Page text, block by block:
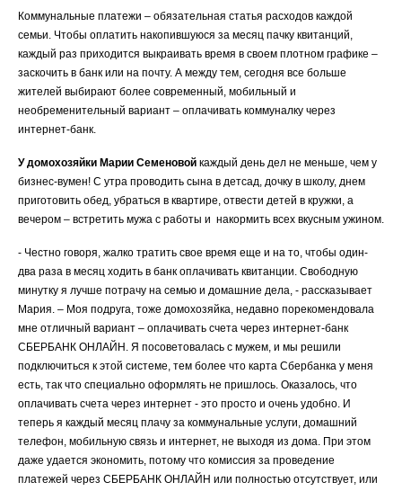
Коммунальные платежи – обязательная статья расходов каждой
семьи. Чтобы оплатить накопившуюся за месяц пачку квитанций,
каждый раз приходится выкраивать время в своем плотном графике –
заскочить в банк или на почту. А между тем, сегодня все больше
жителей выбирают более современный, мобильный и
необременительный вариант – оплачивать коммуналку через
интернет-банк.
У домохозяйки Марии Семеновой каждый день дел не меньше, чем у
бизнес-вумен! С утра проводить сына в детсад, дочку в школу, днем
приготовить обед, убраться в квартире, отвести детей в кружки, а
вечером – встретить мужа с работы и накормить всех вкусным ужином.
- Честно говоря, жалко тратить свое время еще и на то, чтобы один-
два раза в месяц ходить в банк оплачивать квитанции. Свободную
минутку я лучше потрачу на семью и домашние дела, - рассказывает
Мария. – Моя подруга, тоже домохозяйка, недавно порекомендовала
мне отличный вариант – оплачивать счета через интернет-банк
СБЕРБАНК ОНЛАЙН. Я посоветовалась с мужем, и мы решили
подключиться к этой системе, тем более что карта Сбербанка у меня
есть, так что специально оформлять не пришлось. Оказалось, что
оплачивать счета через интернет - это просто и очень удобно. И
теперь я каждый месяц плачу за коммунальные услуги, домашний
телефон, мобильную связь и интернет, не выходя из дома. При этом
даже удается экономить, потому что комиссия за проведение
платежей через СБЕРБАНК ОНЛАЙН или полностью отсутствует, или